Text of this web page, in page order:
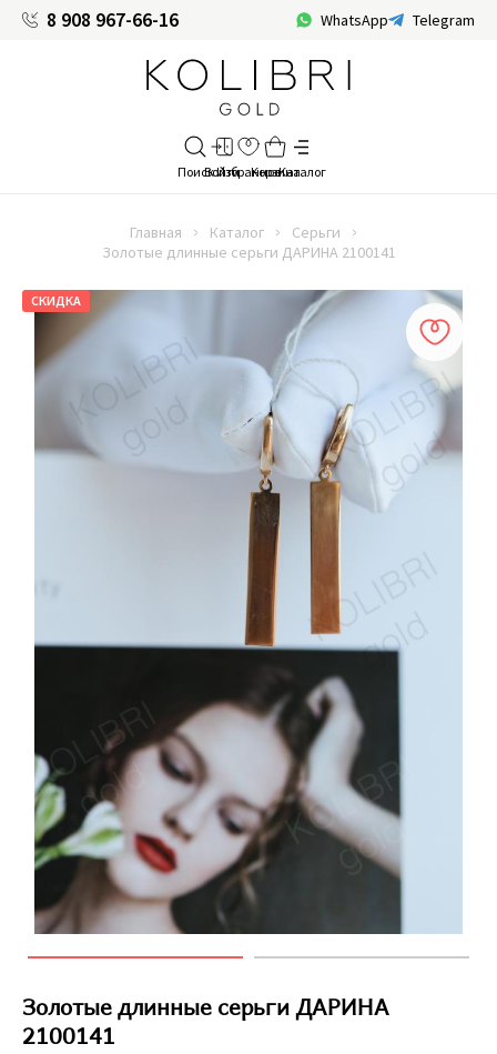
8 908 967-66-16 WhatsApp Telegram
Главная Каталог
Серьги
Золотые длинные серьги ДАРИНА 2100141
СКИДКА
Золотые длинные серьги ДАРИНА
2100141